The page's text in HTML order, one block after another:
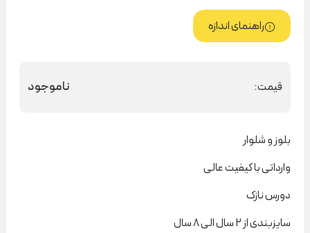
راهنمای اندازه
قیمت: ناموجود
بلوز و شلوار
وارداتی با کیفیت عالی
دورس نازک
سایزبندی از ۲ سال الی ۸ سال